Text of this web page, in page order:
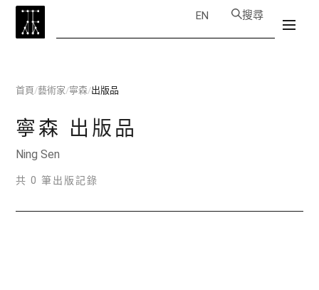
EN 搜尋
首頁/藝術家/寧森/出版品
寧森 出版品
Ning Sen
共 0 筆出版記錄